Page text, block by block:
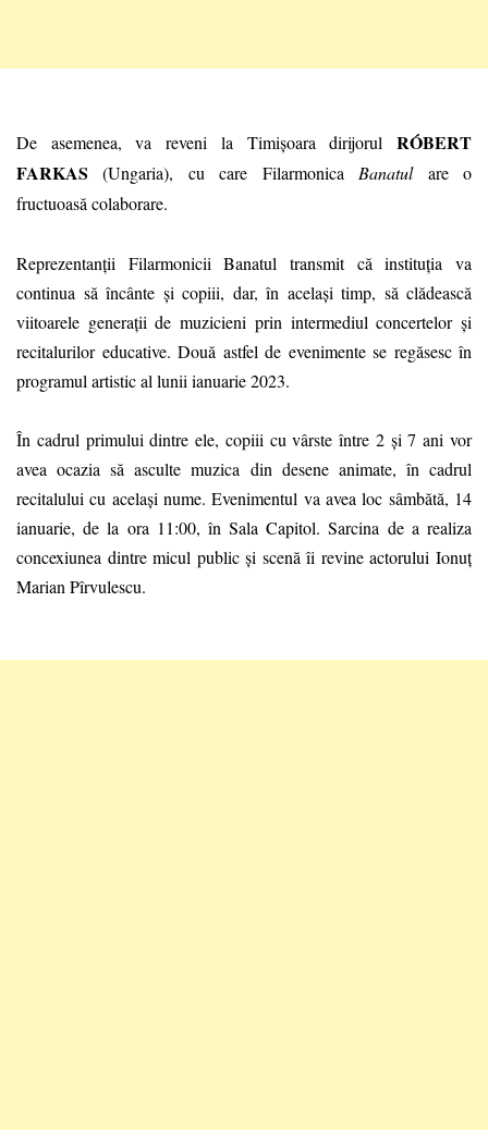
De asemenea, va reveni la Timișoara dirijorul RÓBERT
FARKAS
(Ungaria), cu care Filarmonica Banatulare o
fructuoasă colaborare.
Reprezentanții Filarmonicii Banatul transmit că instituția va
continua să încânte și copiii, dar, în același timp, să clădească
viitoarele generații de muzicieni prin intermediul concertelor și
recitalurilor educative. Două astfel de evenimente se regăsesc în
programul artistic al lunii ianuarie 2023.
În cadrul primului dintre ele, copiii cu vârste între 2 și 7 ani vor
avea ocazia să asculte muzica din desene animate, în cadrul
recitalului cu același nume. Evenimentul va avea loc sâmbătă, 14
ianuarie, de la ora 11:00, în Sala Capitol. Sarcina de a realiza
concexiunea dintre micul public și scenă îi revine actorului Ionuț
Marian Pîrvulescu.